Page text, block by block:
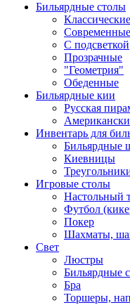
Бильярдные столы
Классические
Современные
С подсветкой
Прозрачные
"Геометрия"
Обеденные
Бильярдные кии
Русская
Инвентарь для
Бильярдные
Киевницы
Игровые столы
Настольный
Футбол
Покер
Шахматы,
Свет
Люстры
Бильярдные
Бра
Торшеры,